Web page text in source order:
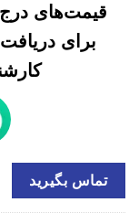
قیمت‌های
برای
تماس بگیرید